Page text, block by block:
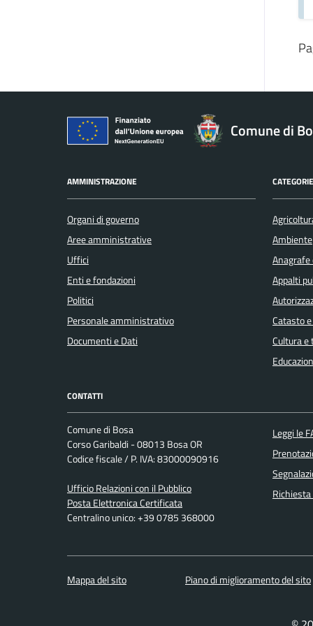
Comune di
AMMINISTRAZIONE
Organi di governo
Aree amministrative
Uffici
Enti e fondazioni
Politici
Personale amministrativo
Documenti e Dati
Ambiente
Appalti
Catasto
Cultura e
CONTATTI
Comune di Bosa
Corso Garibaldi - 08013 Bosa OR
Codice fiscale / P. IVA: 83000090916
Ufficio Relazioni con il Pubblico
Posta Elettronica Certificata
Centralino unico: +39 0785 368000
Leggi le
Mappa del sito Piano di miglioramento del sito